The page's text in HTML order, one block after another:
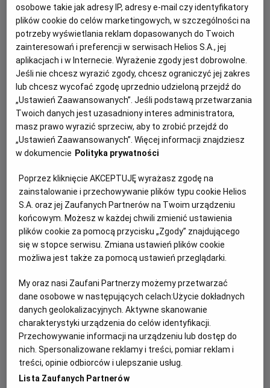
Gwiazdozbiór Psa - bilety już w
sprzedaży!
Przeżyj emocjonującą historię o odwadze, przetrwaniu i
poszukiwaniu nadziei w postapokaliptycznym świecie.
Wielka wyprzedaż filmowych gadżetów w
kinach Helios!
osobowe takie jak adresy IP, adresy e-mail czy identyfikatory
plików cookie do celów marketingowych, w szczególności na
potrzeby wyświetlania reklam dopasowanych do Twoich
zainteresowań i preferencji w serwisach Helios S.A., jej
aplikacjach i w Internecie. Wyrażenie zgody jest dobrowolne.
Jeśli nie chcesz wyrazić zgody, chcesz ograniczyć jej zakres
lub chcesz wycofać zgodę uprzednio udzieloną przejdź do
„Ustawień Zaawansowanych”. Jeśli podstawą przetwarzania
Twoich danych jest uzasadniony interes administratora,
masz prawo wyrazić sprzeciw, aby to zrobić przejdź do
„Ustawień Zaawansowanych”. Więcej informacji znajdziesz
w dokumencie Polityka prywatności
Poprzez kliknięcie AKCEPTUJĘ wyrażasz zgodę na
zainstalowanie i przechowywanie plików typu cookie Helios
S.A. oraz jej Zaufanych Partnerów na Twoim urządzeniu
końcowym. Możesz w każdej chwili zmienić ustawienia
plików cookie za pomocą przycisku „Zgody” znajdującego
się w stopce serwisu. Zmiana ustawień plików cookie
możliwa jest także za pomocą ustawień przeglądarki.
My oraz nasi Zaufani Partnerzy możemy przetwarzać
dane osobowe w następujących celach:Użycie dokładnych
danych geolokalizacyjnych. Aktywne skanowanie
charakterystyki urządzenia do celów identyfikacji.
Przechowywanie informacji na urządzeniu lub dostęp do
nich. Spersonalizowane reklamy i treści, pomiar reklam i
treści, opinie odbiorców i ulepszanie usług.
Lista Zaufanych Partnerów